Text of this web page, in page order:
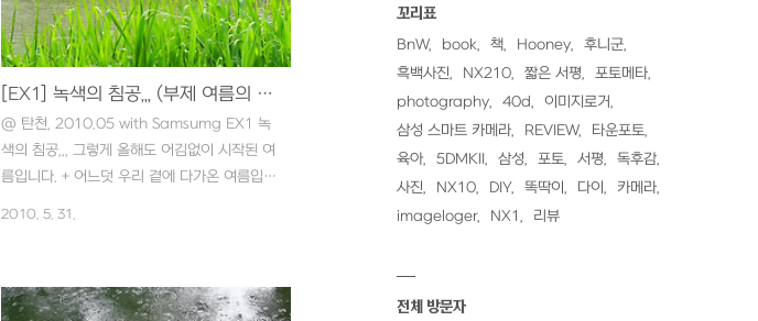
[EX1] 녹색의 침공,,, (부제 여름의 시작)
@ 탄천, 2010.05 with Samsumg EX1 녹
색의 침공,,, 그렇게 올해도 어김없이 시작된 여
름입니다. + 어느덧 우리 곁에 다가온 여름입니
2010. 5. 31.
꼬리표
BnW book 책 Hooney
후니군
흑백사진
NX210 짧은 서평
포토메타
photography
40d
이미지로거
삼성 스마트 카메라
REVIEW
타운포토
육아
5DMKII 삼성 포토 서평
독후감
사진
NX10 DIY 똑딱이 다이
카메라
imageloger
NX1 리뷰
전체 방문자